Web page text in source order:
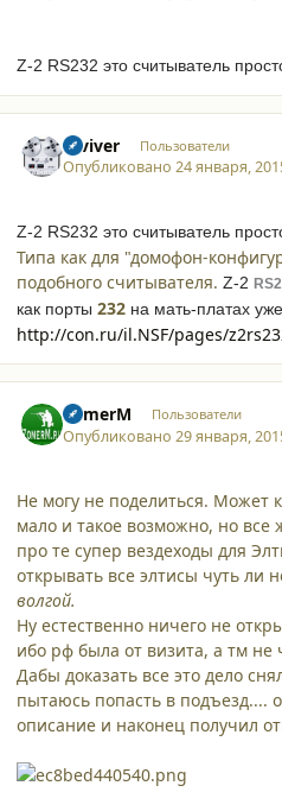
Z-2 RS232 это считыватель
reviver Пользователи
Опубликовано24 января,
Z-2 RS232 это считыватель
Типа как для "домофон-
подобного считывателя. Z-2
как порты 232 на мать-платах
http://con.ru/il.NSF/pages/
ZomerM Пользователи
Опубликовано29 января,
Не могу не поделиться. Может
мало и такое возможно, но все
про те супер вездеходы для
открывать все элтисы чуть ли
волгой.
Ну естественно ничего не
ибо рф была от визита, а тм не
Дабы доказать все это дело
пытаюсь попасть в подъезд....
описание и наконец получил